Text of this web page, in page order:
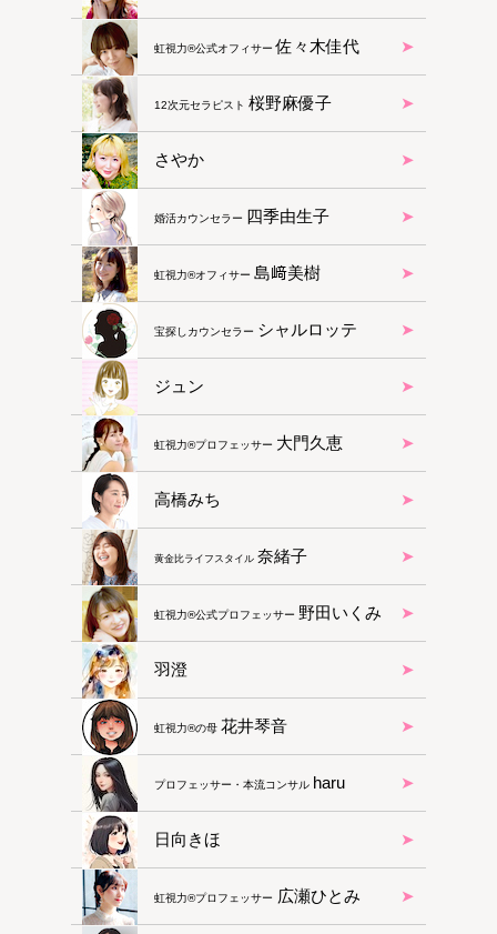
虹視力®︎公式オフィサー佐々木佳代
12次元セラピスト 桜野麻優子
さやか
婚活カウンセラー 四季由生子
虹視力®︎オフィサー 島﨑美樹
宝探しカウンセラー シャルロッテ
ジュン
虹視力®︎プロフェッサー 大門久恵
高橋みち
黄金比ライフスタイル 奈緒子
虹視力®︎公式プロフェッサー 野田いくみ
羽澄
虹視力®︎の母 花井琴音
プロフェッサー・本流コンサル haru
日向きほ
虹視力®︎プロフェッサー 広瀬ひとみ